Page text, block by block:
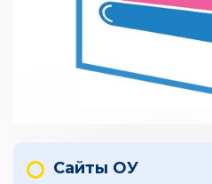
Сайты ОУ